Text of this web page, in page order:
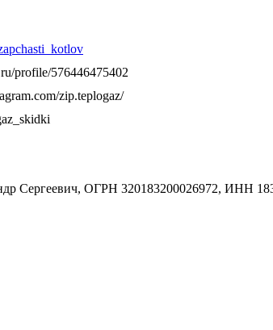
profile/576446475402
zip.teplogaz/
Сергеевич, ОГРН 320183200026972, ИНН